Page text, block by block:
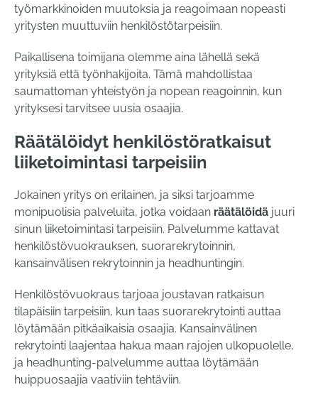
työmarkkinoiden muutoksia ja reagoimaan nopeasti
yritysten muuttuviin henkilöstötarpeisiin.
Paikallisena toimijana olemme aina lähellä sekä
yrityksiä että työnhakijoita. Tämä mahdollistaa
saumattoman yhteistyön ja nopean reagoinnin, kun
yrityksesi tarvitsee uusia osaajia.
Räätälöidyt henkilöstöratkaisut
liiketoimintasi tarpeisiin
Jokainen yritys on erilainen, ja siksi tarjoamme
monipuolisia palveluita, jotka voidaan räätälöidä juuri
sinun liiketoimintasi tarpeisiin. Palvelumme kattavat
henkilöstövuokrauksen, suorarekrytoinnin,
kansainvälisen rekrytoinnin ja headhuntingin.
Henkilöstövuokraus tarjoaa joustavan ratkaisun
tilapäisiin tarpeisiin, kun taas suorarekrytointi auttaa
löytämään pitkäaikaisia osaajia. Kansainvälinen
rekrytointi laajentaa hakua maan rajojen ulkopuolelle,
ja headhunting-palvelumme auttaa löytämään
huippuosaajia vaativiin tehtäviin.